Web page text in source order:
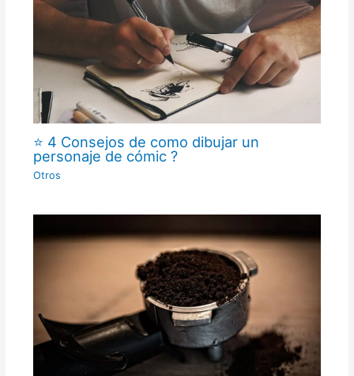
⭐ 4 Consejos de como dibujar un
personaje de cómic ?
Otros